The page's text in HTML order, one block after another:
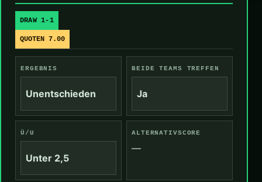
DRAW 1-1
QUOTEN 7.00
ERGEBNIS
Unentschieden
BEIDE TEAMS TREFFEN
Ja
Ü/U
Unter 2,5
ALTERNATIVSCORE
—